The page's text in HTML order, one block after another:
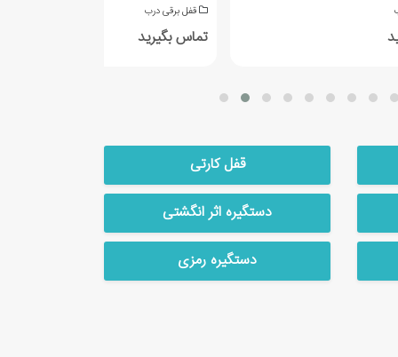
قفل برقی درب
تماس بگیرید
قفل کارتی
دستگیره اثر انگشتی
دستگیره رمزی